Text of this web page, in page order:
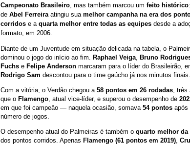
Campeonato Brasileiro , mas também marcou um feito histórico
de Abel Ferreira atingiu sua melhor campanha na era dos
corridos e a quarta melhor entre todas as equipes desde a
formato, em 2006.
Diante de um Juventude em situação delicada na tabela, o
dominou o jogo do início ao fim. Raphael Veiga, Bruno
Fuchs e Felipe Anderson marcaram para o líder do Brasileirão,
Rodrigo Sam descontou para o time gaúcho já nos minutos finais.
Com a vitória, o Verdão chegou a 58 pontos em 26 rodadas, três
que o Flamengo, atual vice-líder, e superou o desempenho de
em que foi campeão — naquela ocasião, somava 54 pontos após
número de jogos.
O desempenho atual do Palmeiras é também o quarto melhor
dos pontos corridos. Apenas Flamengo (61 pontos em 2019),